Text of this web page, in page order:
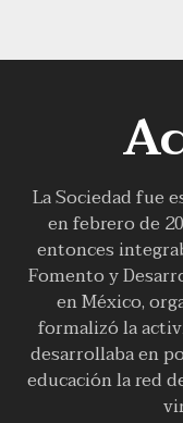
La Sociedad fue
en febrero de
entonces
Fomento y
en México,
formalizó la
desarrollaba en
educación la red